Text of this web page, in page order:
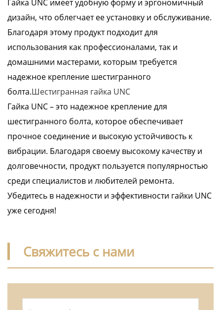
Гайка UNC имеет удобную форму и эргономичный
дизайн, что облегчает ее установку и обслуживание.
Благодаря этому продукт подходит для
использования как профессионалами, так и
домашними мастерами, которым требуется
надежное крепление шестигранного
болта.Шестигранная гайка UNC
Гайка UNC – это надежное крепление для
шестигранного болта, которое обеспечивает
прочное соединение и высокую устойчивость к
вибрации. Благодаря своему высокому качеству и
долговечности, продукт пользуется популярностью
среди специалистов и любителей ремонта.
Убедитесь в надежности и эффективности гайки UNC
уже сегодня!
Свяжитесь с нами